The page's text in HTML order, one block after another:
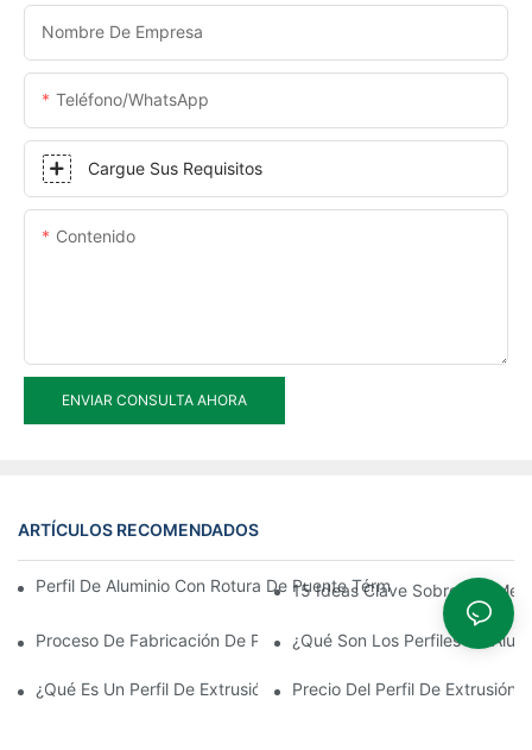
Nombre De Empresa
Teléfono/WhatsApp
Cargue Sus Requisitos
Contenido
ENVIAR CONSULTA AHORA
ARTÍCULOS RECOMENDADOS
Perfil De Aluminio Con Rotura De Puente Térmico De Montaje
15 Ideas Clave Sobre Las
Proceso De Fabricación De Perfiles De Extrusión De Aluminio
¿Qué Son Los Perfiles De
¿Qué Es Un Perfil De Extrusión De Aluminio?Precio Del Perfil De Extrusión